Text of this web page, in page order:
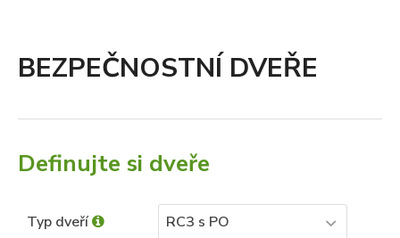
BEZPEČNOSTNÍ DVEŘE
Definujte si dveře
Typ dveří RC3 s PO